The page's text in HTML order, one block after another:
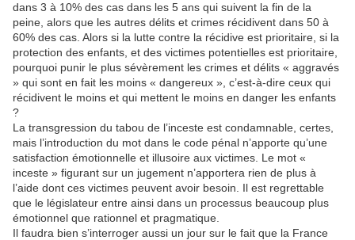
dans 3 à 10% des cas dans les 5 ans qui suivent la fin de la
peine, alors que les autres délits et crimes récidivent dans 50 à
60% des cas. Alors si la lutte contre la récidive est prioritaire, si la
protection des enfants, et des victimes potentielles est prioritaire,
pourquoi punir le plus sévèrement les crimes et délits « aggravés
» qui sont en fait les moins « dangereux », c’est-à-dire ceux qui
récidivent le moins et qui mettent le moins en danger les enfants
?
La transgression du tabou de l’inceste est condamnable, certes,
mais l’introduction du mot dans le code pénal n’apporte qu’une
satisfaction émotionnelle et illusoire aux victimes. Le mot «
inceste » figurant sur un jugement n’apportera rien de plus à
l’aide dont ces victimes peuvent avoir besoin. Il est regrettable
que le législateur entre ainsi dans un processus beaucoup plus
émotionnel que rationnel et pragmatique.
Il faudra bien s’interroger aussi un jour sur le fait que la France